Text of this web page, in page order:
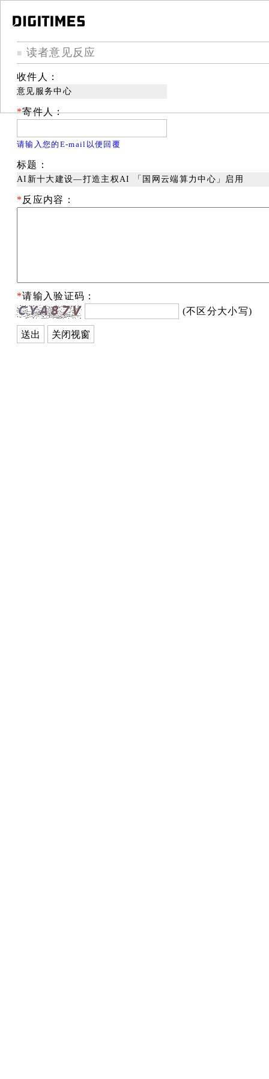
■ 读者意见反应
收件人：
意见服务中心
*寄件人：
请输入您的E-mail以便回覆
标题：
AI新十大建设—打造主权AI 「国网云端算力中心」启用
* 反应内容：
*请输入验证码：
(不区分大小写)